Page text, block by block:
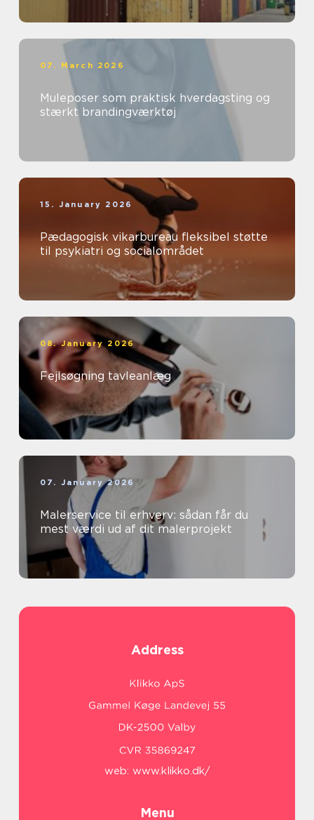
07. March 2026
Muleposer som praktisk hverdagsting og
stærkt brandingværktøj
15. January 2026
Pædagogisk vikarbureau fleksibel støtte
til psykiatri og socialområdet
08. January 2026
Fejlsøgning tavleanlæg
07. January 2026
Malerservice til erhverv: sådan får du
mest værdi ud af dit malerprojekt
Address
web: www.klikko.dk/
Menu